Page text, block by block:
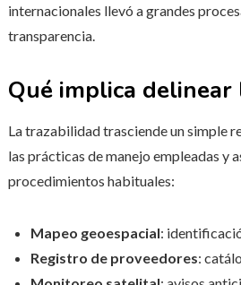
internacionales llevó a grandes
transparencia.
Qué implica
La trazabilidad trasciende un simple
las prácticas de manejo empleadas y
procedimientos habituales:
Mapeo geoespacial:
Registro de proveedores: